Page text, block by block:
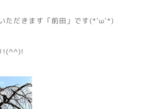
ただきます「前田」です(*'ω'*)
!(^^)!